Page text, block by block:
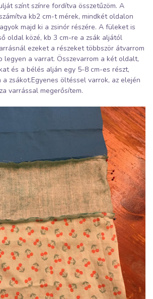
színt színre fordítva összetűzöm. A
kb2 cm-t mérek, mindkét oldalon
majd ki a zsinór részére. A füleket is
oldal közé, kb 3 cm-re a zsák aljától
ezeket a részeket többször átvarrom
legyen a varrat. Összevarrom a két oldalt,
és a bélés alján egy 5-8 cm-es részt,
a zsákot.Egyenes öltéssel varrok, az elején
varrással megerősítem.